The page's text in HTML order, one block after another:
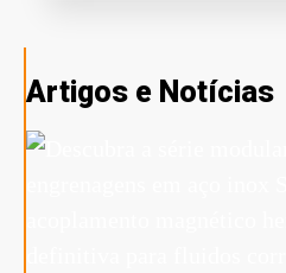
Artigos e Notícias